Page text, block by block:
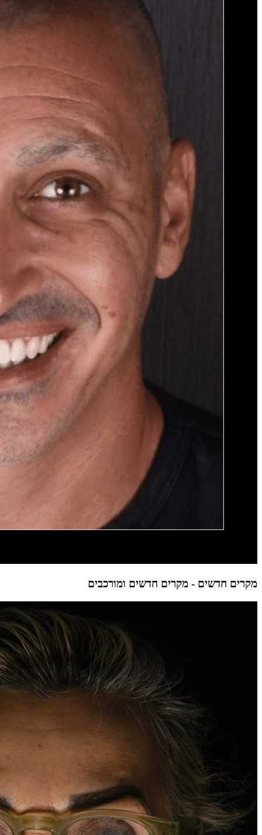
מקרים חדשים - מקרים חדשים ומורכבים